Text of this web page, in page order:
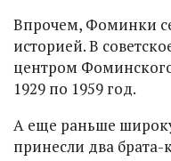
Впрочем, Фоминки
историей. В
центром
1929 по 1959 год.
А еще раньше
принесли два